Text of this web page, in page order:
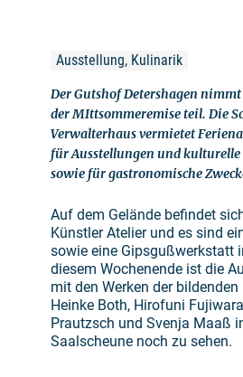
Ausstellung, Kulinarik
Der Gutshof Detershagen
der MIttsommeremise teil. Die
Verwalterhaus vermietet
für Ausstellungen und
sowie für gastronomische
Auf dem Gelände befindet
Künstler Atelier und es sind
sowie eine Gipsgußwerkstatt
diesem Wochenende ist die
mit den Werken der
Heinke Both, Hirofuni
Prautzsch und Svenja Maaß
Saalscheune noch zu sehen.